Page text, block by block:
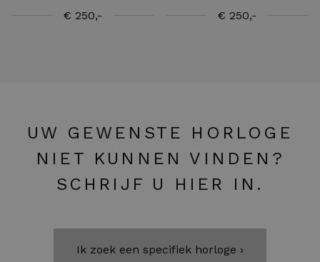
€ 250,- € 250,-
UW GEWENSTE HORLOGE
NIET KUNNEN VINDEN?
SCHRIJF U HIER IN.
Ik zoek een specifiek horloge ›